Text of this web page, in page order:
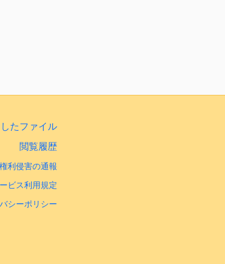
たファイル
閲覧履歴
権利侵害の通報
ビス利用規定
シーポリシー